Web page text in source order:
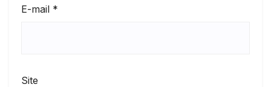
E-mail *
Site